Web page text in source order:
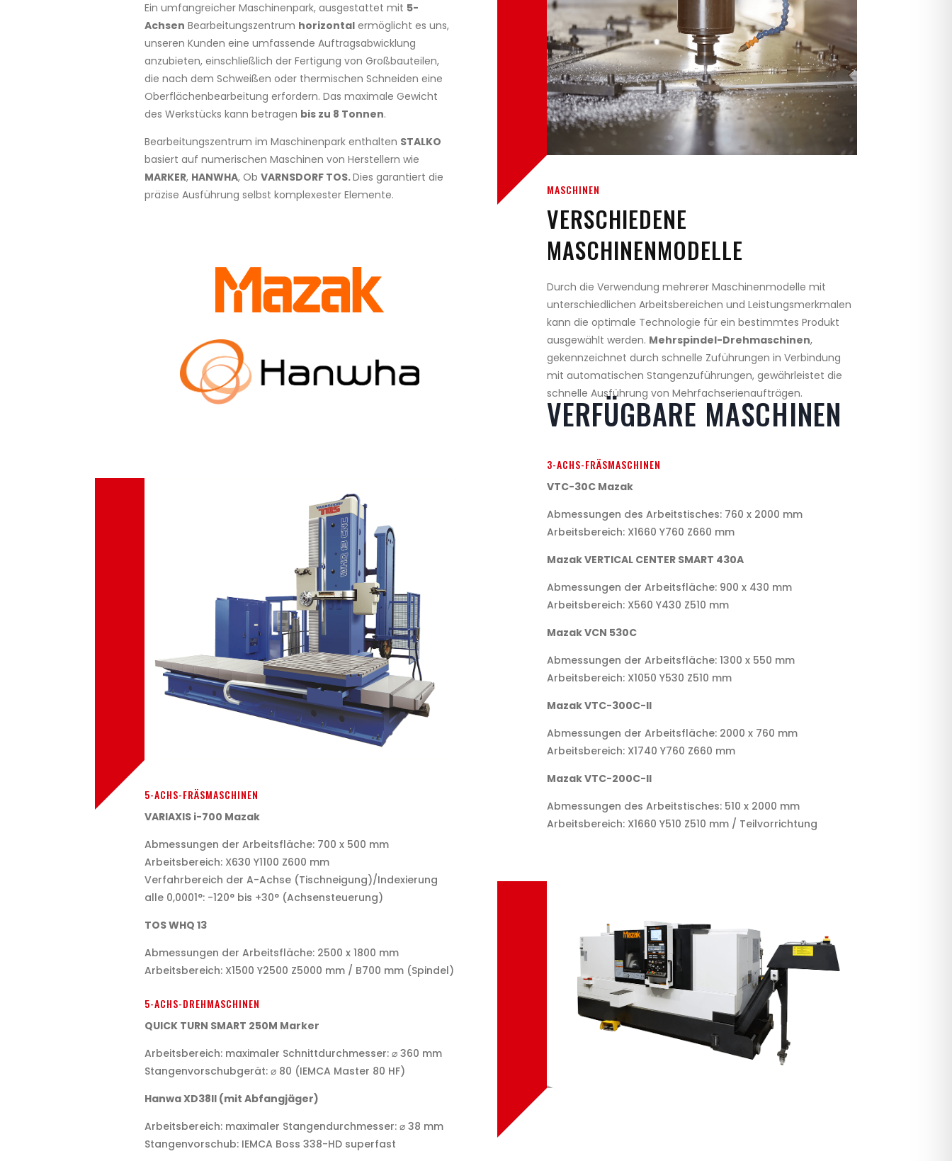
Ein umfangreicher Maschinenpark, ausgestattet mit 5-
Achsen Bearbeitungszentrum horizontal ermöglicht es uns,
unseren Kunden eine umfassende Auftragsabwicklung
anzubieten, einschließlich der Fertigung von Großbauteilen,
die nach dem Schweißen oder thermischen Schneiden eine
Oberflächenbearbeitung erfordern. Das maximale Gewicht
des Werkstücks kann betragen bis zu 8 Tonnen.
Bearbeitungszentrum im Maschinenpark enthalten STALKO
basiert auf numerischen Maschinen von Herstellern wie
MARKER, HANWHA, ObVARNSDORF TOS.Dies garantiert die
präzise Ausführung selbst komplexester Elemente.
MASCHINEN
VERSCHIEDENE
MASCHINENMODELLE
Durch die Verwendung mehrerer Maschinenmodelle mit
unterschiedlichen Arbeitsbereichen und Leistungsmerkmalen
kann die optimale Technologie für ein bestimmtes Produkt
ausgewählt werden. Mehrspindel-Drehmaschinen,
gekennzeichnet durch schnelle Zuführungen in Verbindung
mit automatischen Stangenzuführungen, gewährleistet die
schnelle Ausführung von Mehrfachserienaufträgen.
5-ACHS-FRÄSMASCHINEN
VARIAXIS i-700 Mazak
Abmessungen der Arbeitsfläche: 700 x 500 mm
Arbeitsbereich: X630 Y1100 Z600 mm
Verfahrbereich der A-Achse (Tischneigung)/Indexierung
alle 0,0001°: -120° bis +30° (Achsensteuerung)
TOS WHQ 13
Abmessungen der Arbeitsfläche: 2500 x 1800 mm
Arbeitsbereich: X1500 Y2500 Z5000 mm / B700 mm (Spindel)
5-ACHS-DREHMASCHINEN
QUICK TURN SMART 250M Marker
Arbeitsbereich: maximaler Schnittdurchmesser: ⌀ 360 mm
Stangenvorschubgerät: ⌀ 80 (IEMCA Master 80 HF)
Hanwa XD38II (mit Abfangjäger)
Arbeitsbereich: maximaler Stangendurchmesser: ⌀ 38 mm
Stangenvorschub: IEMCA Boss 338-HD superfast
VERFÜGBARE MASCHINEN
3-ACHS-FRÄSMASCHINEN
VTC-30C Mazak
Abmessungen des Arbeitstisches: 760 x 2000 mm
Arbeitsbereich: X1660 Y760 Z660 mm
Mazak VERTICAL CENTER SMART 430A
Abmessungen der Arbeitsfläche: 900 x 430 mm
Arbeitsbereich: X560 Y430 Z510 mm
Mazak VCN 530C
Abmessungen der Arbeitsfläche: 1300 x 550 mm
Arbeitsbereich: X1050 Y530 Z510 mm
Mazak VTC-300C-II
Abmessungen der Arbeitsfläche: 2000 x 760 mm
Arbeitsbereich: X1740 Y760 Z660 mm
Mazak VTC-200C-II
Abmessungen des Arbeitstisches: 510 x 2000 mm
Arbeitsbereich: X1660 Y510 Z510 mm / Teilvorrichtung